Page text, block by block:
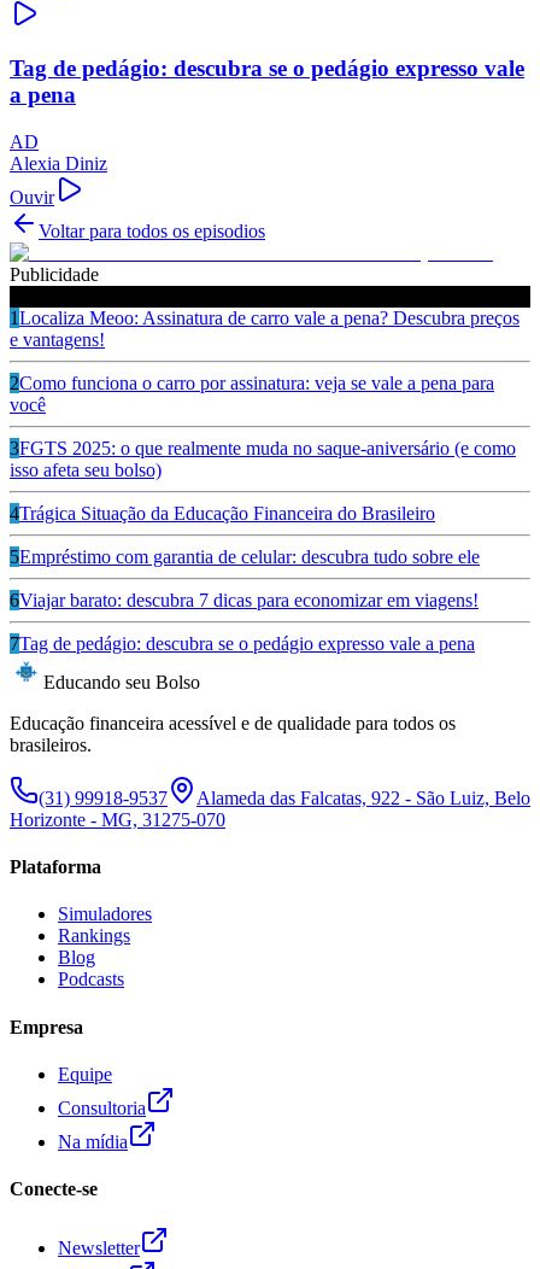
Tag de pedágio: descubra se o pedágio expresso vale
a pena
AD
Alexia Diniz
Ouvir
Voltar para todos os episodios
Publicidade
1Localiza Meoo: Assinatura de carro vale a pena? Descubra preços
e vantagens!
2Como funciona o carro por assinatura: veja se vale a pena para
você
3FGTS 2025: o que realmente muda no saque-aniversário (e como
isso afeta seu bolso)
4Trágica Situação da Educação Financeira do Brasileiro
5Empréstimo com garantia de celular: descubra tudo sobre ele
6Viajar barato: descubra 7 dicas para economizar em viagens!
7Tag de pedágio: descubra se o pedágio expresso vale a pena
Educando seu Bolso
Educação financeira acessível e de qualidade para todos os
brasileiros.
(31) 99918-9537
Alameda das Falcatas, 922 - São Luiz, Belo
Horizonte - MG, 31275-070
Plataforma
Simuladores
Rankings
Blog
Podcasts
Empresa
Equipe
Consultoria
Na mídia
Conecte-se
Newsletter